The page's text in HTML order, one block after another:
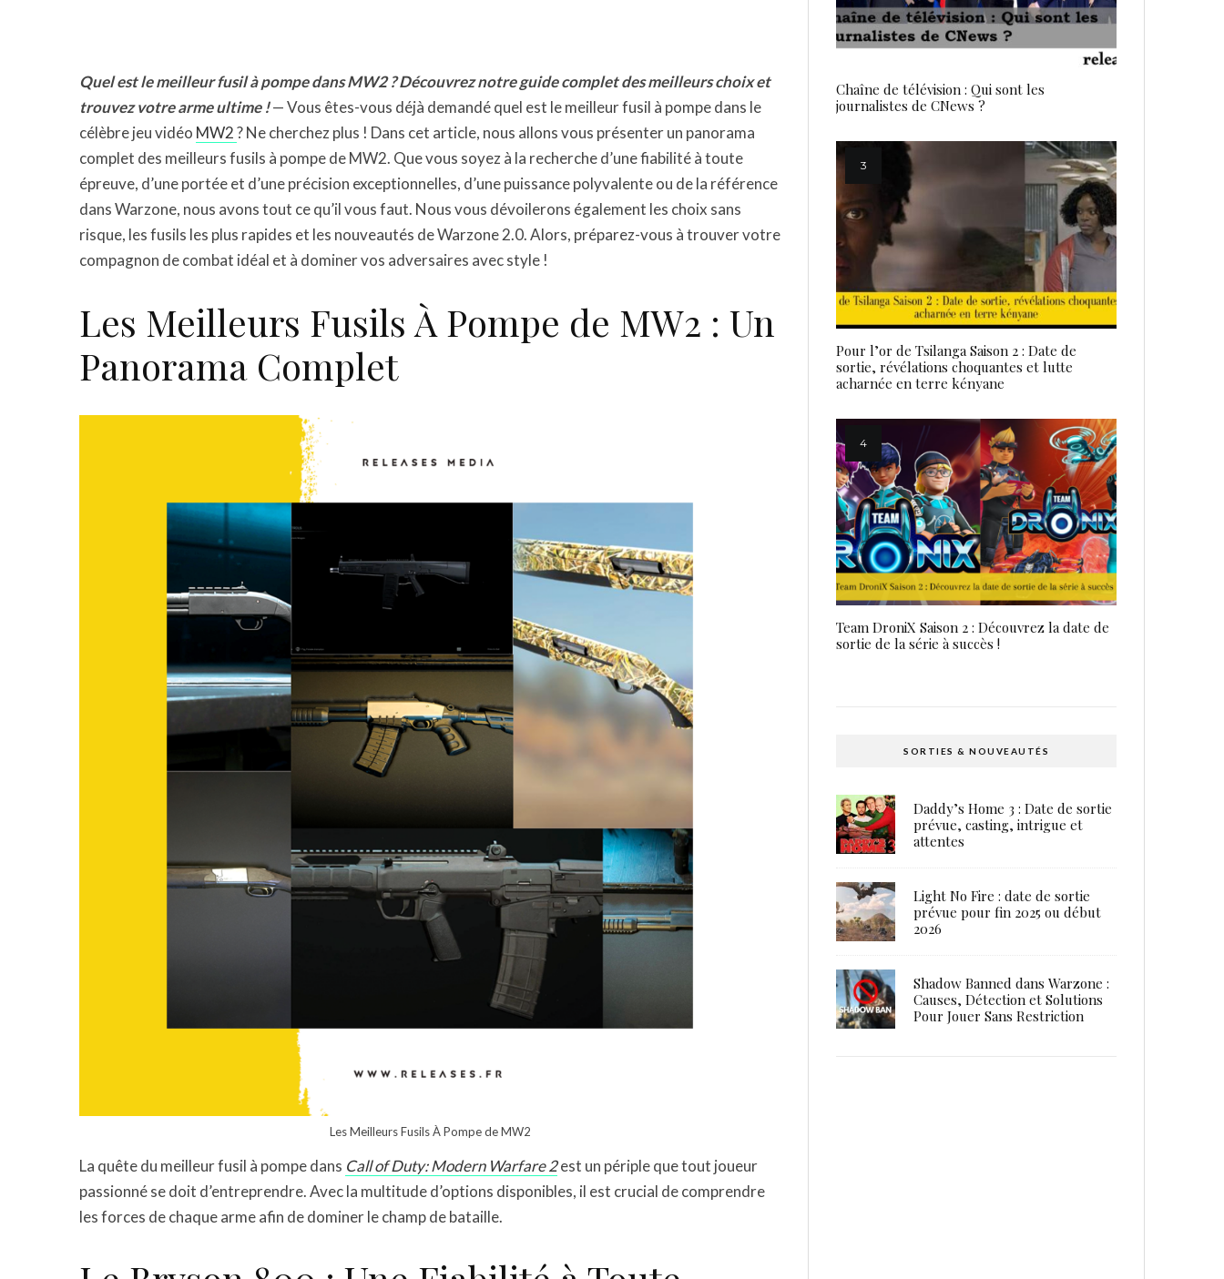
Quel est le meilleur fusil à pompe dans MW2 ? Découvrez notre guide complet des meilleurs choix et
trouvez votre arme ultime !— Vous êtes-vous déjà demandé quel est le meilleur fusil à pompe dans le
célèbre jeu vidéo MW2? Ne cherchez plus ! Dans cet article, nous allons vous présenter un panorama
complet des meilleurs fusils à pompe de MW2. Que vous soyez à la recherche d’une fiabilité à toute
épreuve, d’une portée et d’une précision exceptionnelles, d’une puissance polyvalente ou de la référence
dans Warzone, nous avons tout ce qu’il vous faut. Nous vous dévoilerons également les choix sans
risque, les fusils les plus rapides et les nouveautés de Warzone 2.0. Alors, préparez-vous à trouver votre
compagnon de combat idéal et à dominer vos adversaires avec style !
Les Meilleurs Fusils À Pompe de MW2 : Un
Panorama Complet
Les Meilleurs Fusils À Pompe de MW2
La quête du meilleur fusil à pompe dans Call of Duty: Modern Warfare 2est un périple que tout joueur
passionné se doit d’entreprendre. Avec la multitude d’options disponibles, il est crucial de comprendre
les forces de chaque arme afin de dominer le champ de bataille.
Chaîne de télévision : Qui sont les
journalistes de CNews ?
Pour l’or de Tsilanga Saison 2 : Date de
sortie, révélations choquantes et lutte
acharnée en terre kényane
Team DroniX Saison 2 : Découvrez la date de
sortie de la série à succès !
SORTIES & NOUVEAUTÉS
Daddy’s Home 3 : Date de sortie
prévue, casting, intrigue et
attentes
Light No Fire : date de sortie
prévue pour fin 2025 ou début
2026
Shadow Banned dans Warzone :
Causes, Détection et Solutions
Pour Jouer Sans Restriction